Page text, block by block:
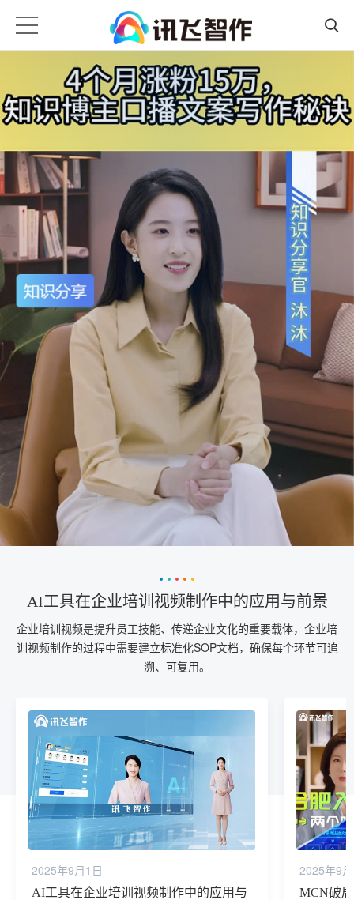
AI工具在企业培训视频制作中的应用与前景
企业培训视频是提升员工技能、传递企业文化的重要载体，企业培
训视频制作的过程中需要建立标准化SOP文档，确保每个环节可追
溯、可复用。
2025年9月1日
AI工具在企业培训视频制作中的应用与
2025年9
MCN破